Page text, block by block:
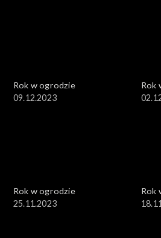
Rok w ogrodzie
09.12.2023
Rok
Rok w ogrodzie
25.11.2023
Rok